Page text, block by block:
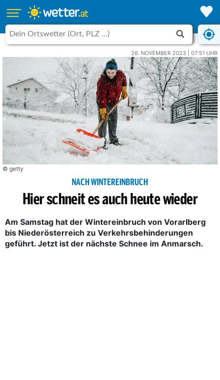
26. NOVEMBER 2023 | 07:51 UHR
© getty
NACH WINTEREINBRUCH
Hier schneit es auch heute wieder
Am Samstag hat der Wintereinbruch von Vorarlberg
bis Niederösterreich zu Verkehrsbehinderungen
geführt. Jetzt ist der nächste Schnee im Anmarsch.